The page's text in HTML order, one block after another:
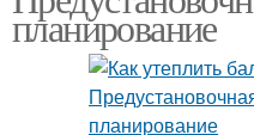
планирование